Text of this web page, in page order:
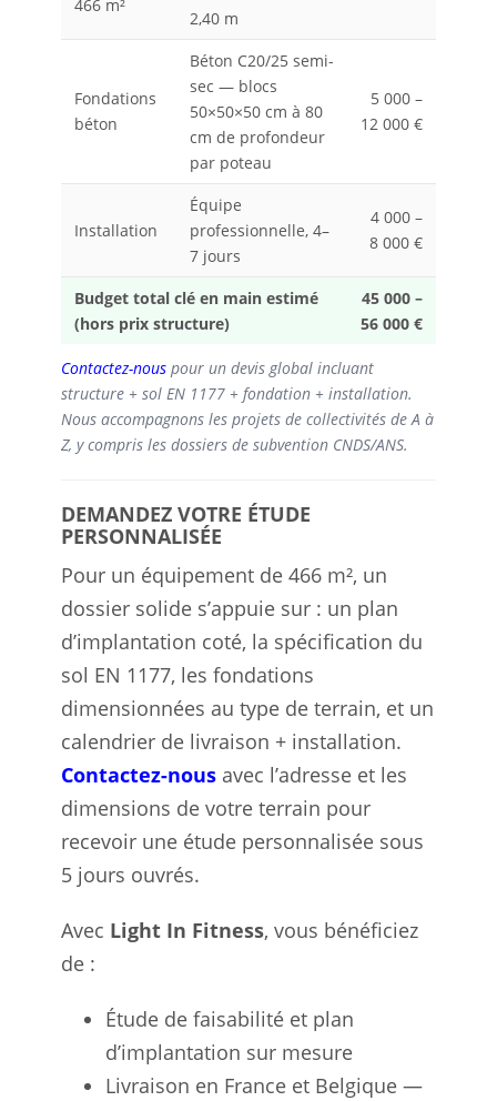
466 m²
2,40 m
Fondations
béton
Béton C20/25 semi-
sec — blocs
50×50×50 cm à 80
cm de profondeur
par poteau
5 000 –
12 000 €
Installation
Équipe
professionnelle, 4–
7 jours
4 000 –
8 000 €
Budget total clé en main estimé
(hors prix structure)
45 000 –
56 000 €
Contactez-nous pour un devis global incluant
structure + sol EN 1177 + fondation + installation.
Nous accompagnons les projets de collectivités de A à
Z, y compris les dossiers de subvention CNDS/ANS.
DEMANDEZ VOTRE ÉTUDE
PERSONNALISÉE
Pour un équipement de 466 m², un
dossier solide s’appuie sur : un plan
d’implantation coté, la spécification du
sol EN 1177, les fondations
dimensionnées au type de terrain, et un
calendrier de livraison + installation.
Contactez-nous avec l’adresse et les
dimensions de votre terrain pour
recevoir une étude personnalisée sous
5 jours ouvrés.
Avec Light In Fitness, vous bénéficiez
de :
Étude de faisabilité et plan
d’implantation sur mesure
Livraison en France et Belgique —